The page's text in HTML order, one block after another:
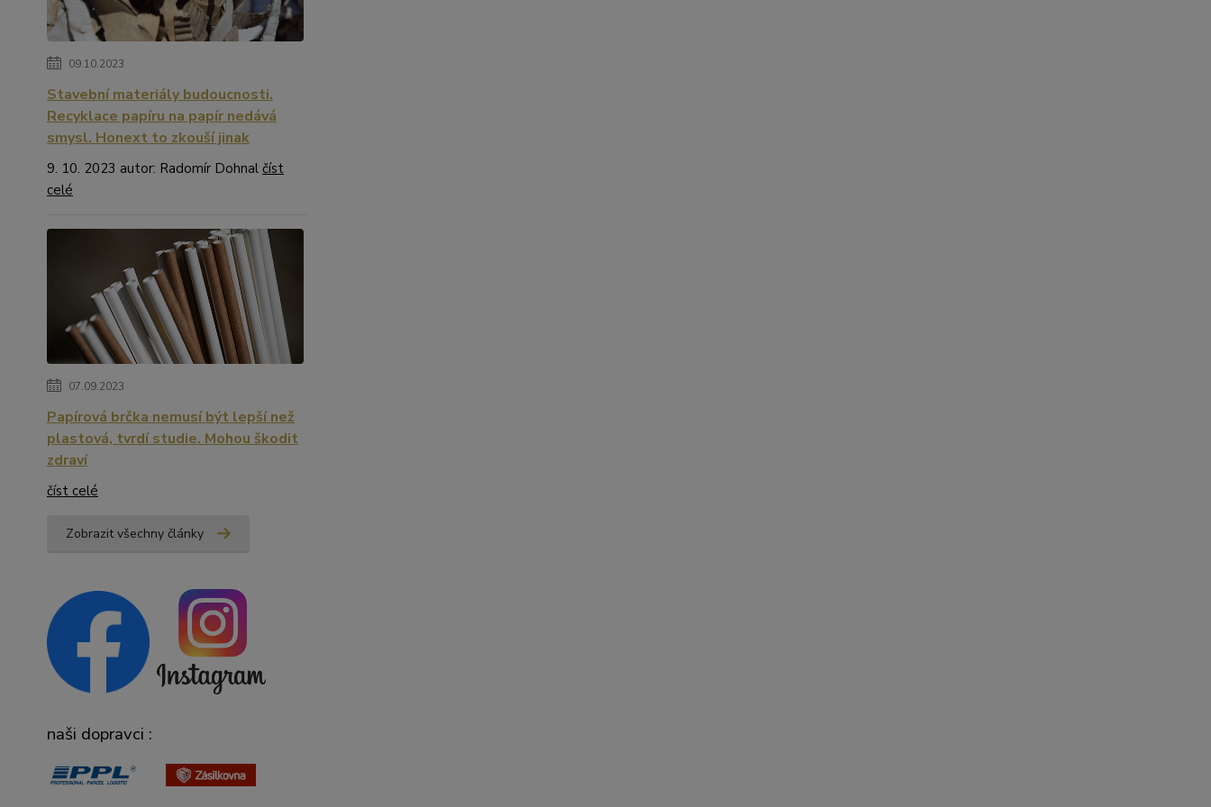
09.10.2023
Stavební materiály budoucnosti.
Recyklace papíru na papír nedává
smysl. Honext to zkouší jinak
9. 10. 2023 autor: Radomír Dohnal číst
celé
07.09.2023
Papírová brčka nemusí být lepší než
plastová, tvrdí studie. Mohou škodit
zdraví
číst celé
Zobrazit všechny články
naši dopravci :